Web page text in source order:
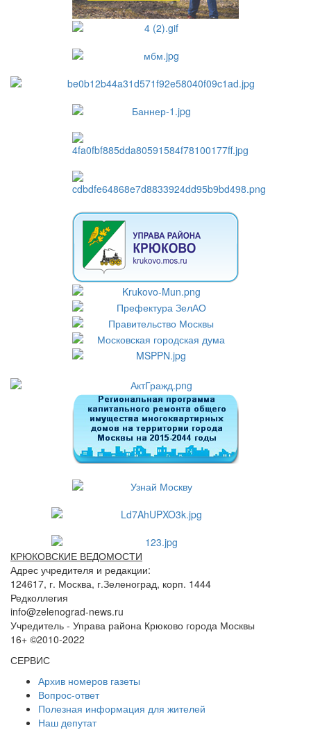
КРЮКОВСКИЕ ВЕДОМОСТИ
Адрес учредителя и редакции:
124617, г. Москва, г.Зеленоград, корп. 1444
Редколлегия
info@zelenograd-news.ru
Учредитель - Управа района Крюково города Москвы
16+ ©2010-2022
СЕРВИС
Архив номеров газеты
Вопрос-ответ
Полезная информация для жителей
Наш депутат